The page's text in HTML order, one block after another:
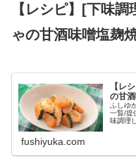
【レシピ】[下味
ゃの甘酒味噌塩麹
【レ
の甘
ふしゆ
一覧/提
味調理
fushiyuka.com